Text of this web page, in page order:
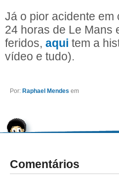
Já o pior acidente
24 horas de Le Mans
feridos, aqui tem a
vídeo e tudo).
Por: Raphael Mendes em
Comentários